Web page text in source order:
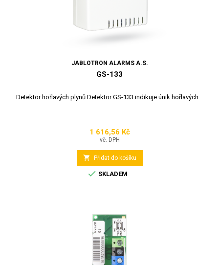
JABLOTRON ALARMS A.S.
GS-133
Detektor hořlavých plynů Detektor GS-133 indikuje únik hořlavých...
Cena
1 616,56 Kč
vč. DPH
 Přidat do košíku
 SKLADEM